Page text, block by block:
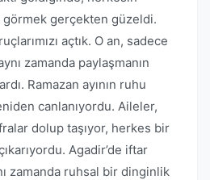
gerçekten güzeldi.
açtık. O an, sadece
zamanda paylaşmanın
Ramazan ayının ruhu
canlanıyordu. Aileler,
dolup taşıyor, herkes bir
Agadir’de iftar
zamanda ruhsal bir dinginlik